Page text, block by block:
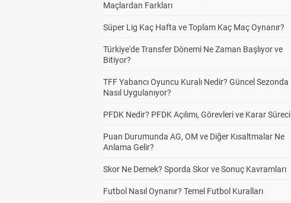
Maçlardan Farkları
Süper Lig Kaç Hafta ve Toplam Kaç Maç Oynanır?
Türkiye'de Transfer Dönemi Ne Zaman Başlıyor ve
Bitiyor?
TFF Yabancı Oyuncu Kuralı Nedir? Güncel Sezonda
Nasıl Uygulanıyor?
PFDK Nedir? PFDK Açılımı, Görevleri ve Karar Süreci
Puan Durumunda AG, OM ve Diğer Kısaltmalar Ne
Anlama Gelir?
Skor Ne Demek? Sporda Skor ve Sonuç Kavramları
Futbol Nasıl Oynanır? Temel Futbol Kuralları